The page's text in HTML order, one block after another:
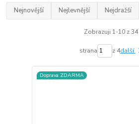
Nejnovější Nejlevnější Nejdražší
Zobrazuji 1-10 z 34
strana z 4další
Doprava ZDARMA